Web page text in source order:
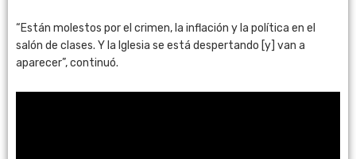
“Están molestos por el crimen, la inflación y la política en el
salón de clases. Y la Iglesia se está despertando [y] van a
aparecer”, continuó.